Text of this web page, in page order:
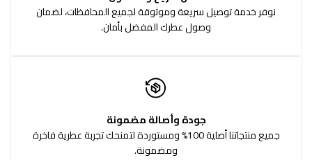
نوفر خدمة توصيل سريعة وموثوقة لجميع المحافظات، لضمان
وصول عطرك المفضل بأمان.
جودة وأصالة مضمونة
جميع منتجاتنا أصلية 100% ومستوردة لتمنحك تجربة عطرية فاخرة
ومضمونة.